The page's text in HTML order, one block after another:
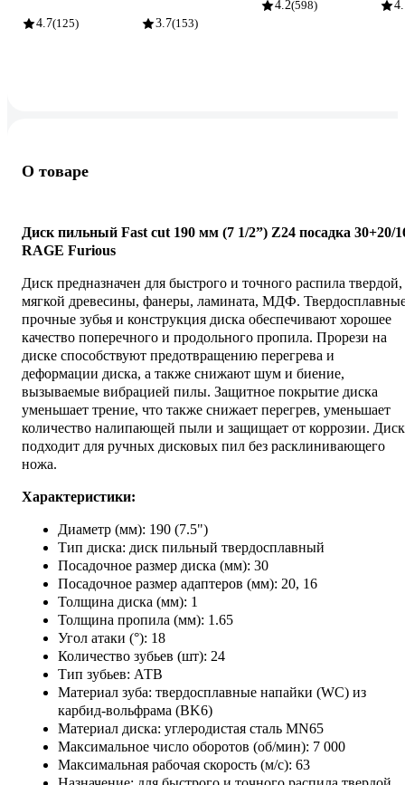
4.7(125) 3.7(153)
4.2(598)
О товаре
Диск пильный Fast cut 190 мм (7 1/2”) Z24 посадка 30+20/
RAGE Furious
Диск предназначен для быстрого и точного распила твердой,
мягкой древесины, фанеры, ламината, МДФ.
прочные зубья и конструкция диска обеспечивают хорошее
качество поперечного и продольного пропила. Прорези на
диске способствуют предотвращению перегрева и
деформации диска, а также снижают шум и биение,
вызываемые вибрацией пилы. Защитное покрытие диска
уменьшает трение, что также снижает перегрев, уменьшает
количество налипающей пыли и защищает от коррозии. Диск
подходит для ручных дисковых пил без расклинивающего
ножа.
Характеристики:
Диаметр (мм): 190 (7.5")
Тип диска: диск пильный твердосплавный
Посадочное размер диска (мм): 30
Посадочное размер адаптеров (мм): 20, 16
Толщина диска (мм): 1
Толщина пропила (мм): 1.65
Угол атаки (°): 18
Количество зубьев (шт): 24
Тип зубьев: АТВ
Материал зуба: твердосплавные напайки (WC) из
карбид-вольфрама (BK6)
Материал диска: углеродистая сталь MN65
Максимальное число оборотов (об/мин): 7 000
Максимальная рабочая скорость (м/с): 63